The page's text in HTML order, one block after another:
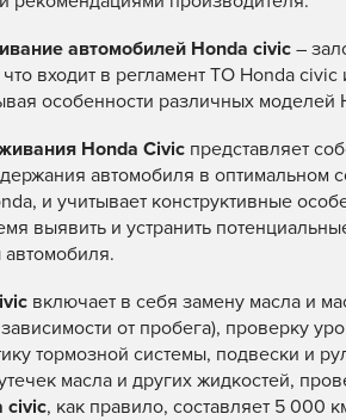
автомобилей Honda civic –
входит в регламент ТО Honda
особенности различных моделей
Honda Civic представляет
автомобиля в оптимальном
и учитывает конструктивные
выявить и устранить
включает в себя замену масла и
от пробега), проверку
тормозной системы, подвески и
масла и других жидкостей,
civic, как правило, составляет 5 000